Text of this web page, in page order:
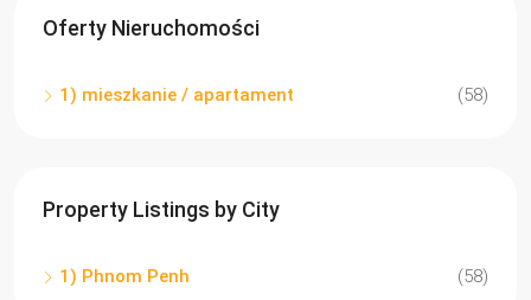
Oferty Nieruchomości
1) mieszkanie / apartament (58)
Property Listings by City
1) Phnom Penh (58)